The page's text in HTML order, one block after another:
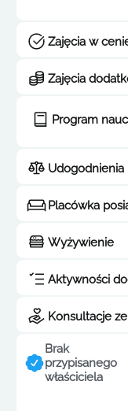
Zajęcia w
Zajęcia
Program
Udogodnienia
Placówka
Wyżywienie
Aktywności
Konsultacje
Brak
przypisanego
właściciela